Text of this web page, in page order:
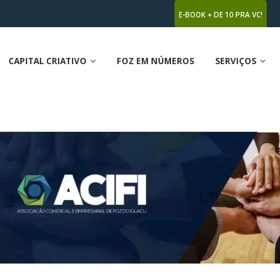
E-BOOK + DE 10 PRA VC!
CAPITAL CRIATIVO FOZ EM NÚMEROS SERVIÇOS